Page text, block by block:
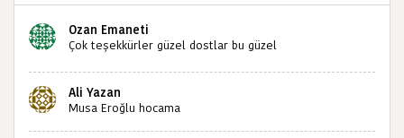
Ozan Emaneti
Çok teşekkürler güzel dostlar bu güzel
sizlerin sayesinde türkülerimiz ölmeyecektir tekrar
teşekkürler saygılarımla
Ali Yazan
Musa Eroğlu hocama